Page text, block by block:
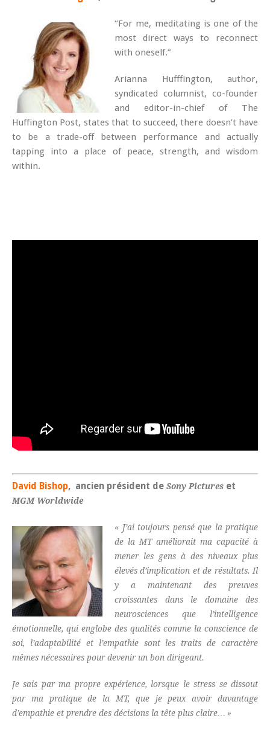
“For me, meditating is one of the
most direct ways to reconnect
with oneself.”
Arianna Hufffington, author,
syndicated columnist, co-founder
and editor-in-chief of The
Huffington Post, states that to succeed, there doesn’t have
to be a trade-off between performance and actually
tapping into a place of peace, strength, and wisdom
within.
David Bishop, ancien président de Sony Pictures et
MGM Worldwide
« J’ai toujours pensé que la pratique
de la MT améliorait ma capacité à
mener les gens à des niveaux plus
élevés d’implication et de résultats. Il
y a maintenant des preuves
croissantes dans le domaine des
neurosciences que l’intelligence
émotionnelle, qui englobe des qualités comme la conscience de
soi, l’adaptabilité et l’empathie sont les traits de caractère
mêmes nécessaires pour devenir un bon dirigeant.
Je sais par ma propre expérience, lorsque le stress se dissout
par ma pratique de la MT, que je peux avoir davantage
d’empathie et prendre des décisions la tête plus claire… »